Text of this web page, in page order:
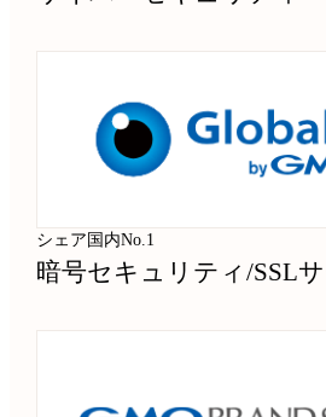
シェア国内No.1
暗号セキュリティ/SSL